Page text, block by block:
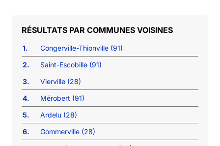
COMMUNES VOISINES
1.
Congerville-Thionville (91)
2.
Saint-Escobille (91)
3.
Vierville (28)
4.
Mérobert (91)
5.
Ardelu (28)
6.
Gommerville (28)